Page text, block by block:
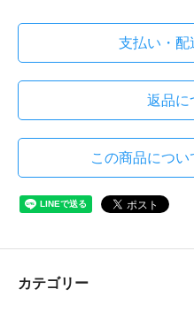
支払い・配
返品に
この商品につ
カテゴリー